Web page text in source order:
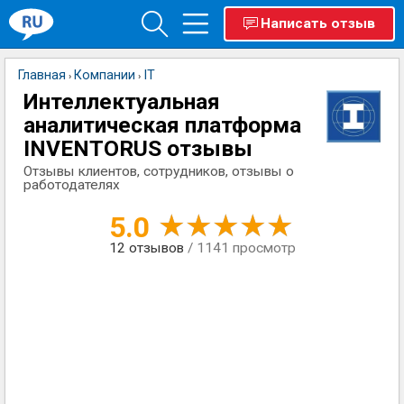
Написать отзыв
Главная › Компании › IT
Интеллектуальная
аналитическая платформа
INVENTORUS отзывы
Отзывы клиентов, сотрудников, отзывы о
работодателях
5.0
12 отзывов / 1141 просмотр